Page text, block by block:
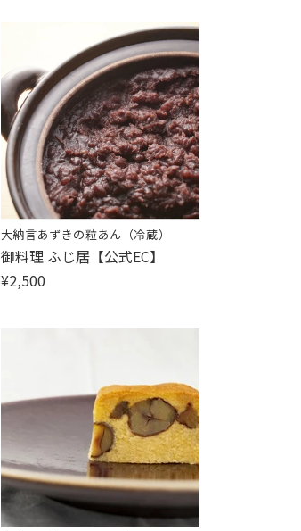
大納言あずきの粒あん（冷蔵）
販
売
御料理 ふじ居【公式EC】
¥2,500